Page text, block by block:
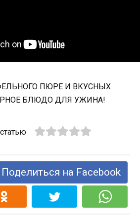
Поделиться на Facebook